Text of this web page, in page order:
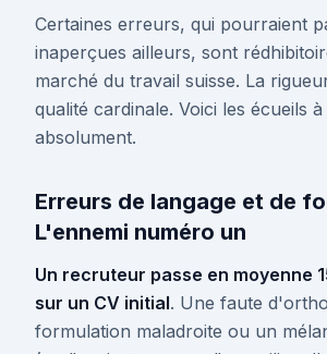
Certaines erreurs, qui pourraient
inaperçues ailleurs, sont
marché du travail suisse. La
qualité cardinale. Voici les écueils
absolument.
Erreurs de langage et de
L'ennemi numéro un
Un recruteur passe en moyenne
sur un CV initial. Une faute
formulation maladroite ou un